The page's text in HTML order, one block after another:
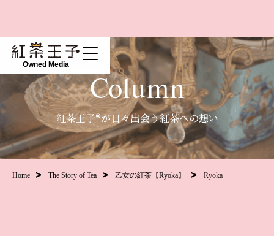
Owned Media
Column
紅茶王子®が日々出会う紅茶への想い
Home The Story of Tea 乙女の紅茶【Ryoka】 Ryoka